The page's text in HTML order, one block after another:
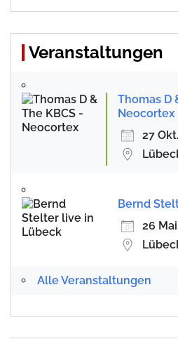
Veranstaltungen
Thomas D
Neocortex
27
Bernd
26
Alle Veranstaltungen